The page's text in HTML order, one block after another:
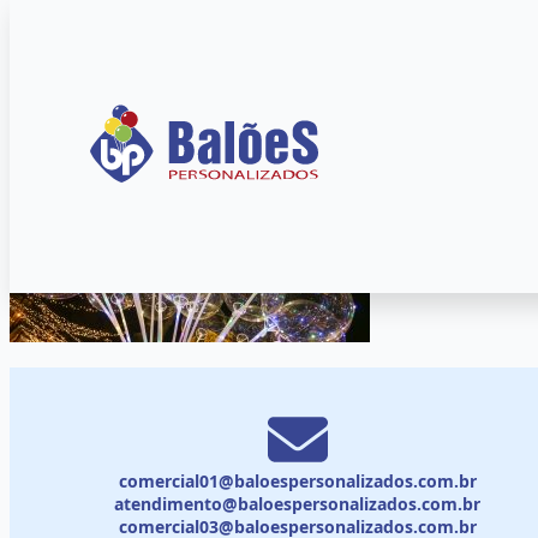
comercial01@baloespersonalizados.com.br
atendimento@baloespersonalizados.com.br
comercial03@baloespersonalizados.com.br